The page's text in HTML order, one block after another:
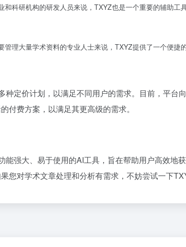
和科研机构的研发人员来说，TXYZ也是一个重要的辅助工
管理大量学术资料的专业人士来说，TXYZ提供了一个便捷
种定价计划，以满足不同用户的需求。目前，平台
付费方案，以满足其更高级的需求。
能强大、易于使用的AI工具，旨在帮助用户高效地
您对学术文章处理和分析有需求，不妨尝试一下